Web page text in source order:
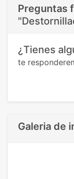
Preguntas
¿Tienes
te
Galeria de